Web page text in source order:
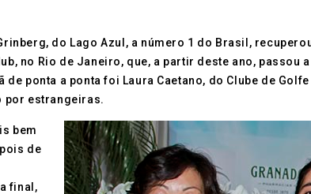
do Lago Azul, a número 1 do Brasil,
no Rio de Janeiro, que, a partir deste ano,
ponta a ponta foi Laura Caetano, do Clube de
por estrangeiras.
bem
de
final,